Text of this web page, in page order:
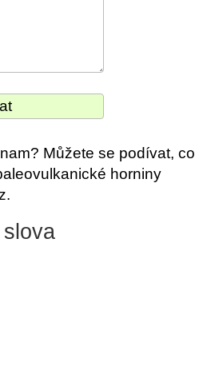
Můžete se podívat, co
horniny